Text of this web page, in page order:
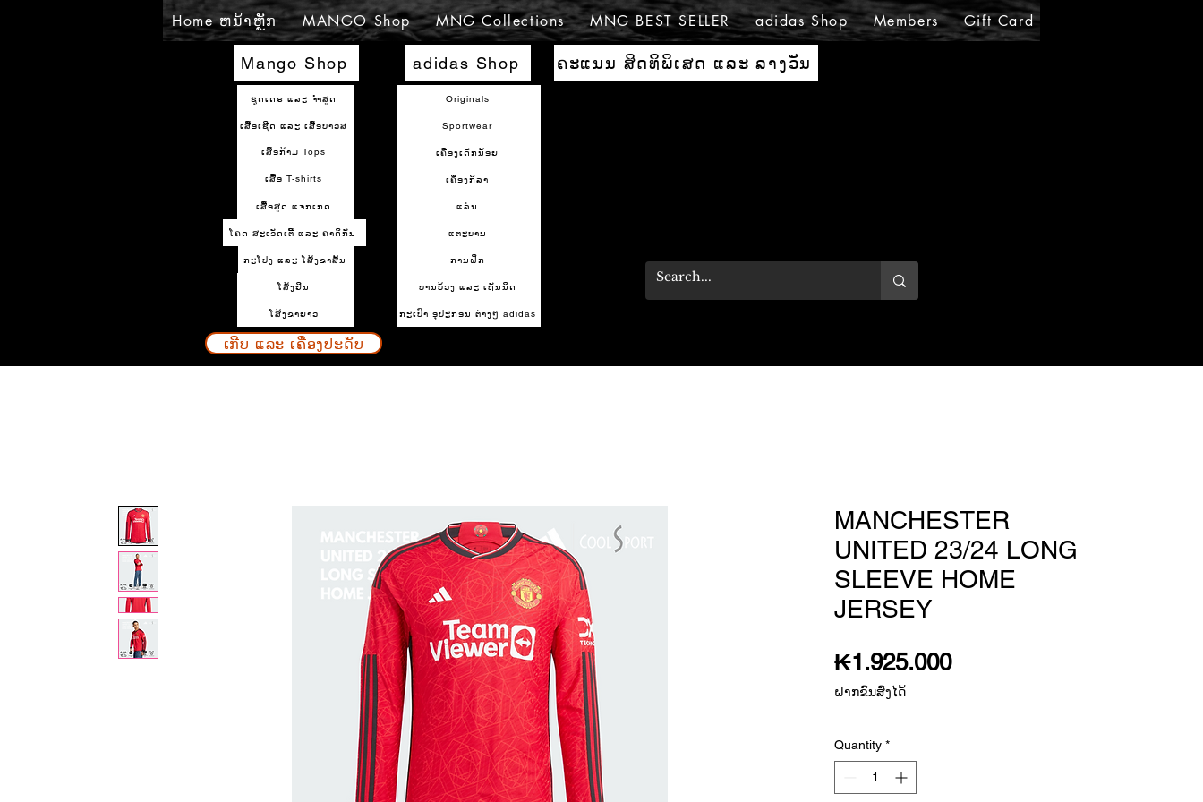
Home ຫນ້າຫຼັກ MANGO Shop MNG Collections MNG BEST SELLER adidas Shop Members Gift Card
Mango Shop
ຊຸດເດຣ ແລະ ຈຳສູດ
ເສື້ອກ້າມ Tops
ເສື້ອເຊີດ ແລະ ເສື້ອບາວສ
ເສື້ອ T-shirts
ເສື້ອສູດ ແຈກເກດ
ໂຄດ ສະເວັດເຕີ້ ແລະ ຄາດິກັນ
ກະໂປງ ແລະ ໂສ້ງຂາສັ້ນ
ໂສ້ງຢິນ
ໂສ້ງຂາຍາວ
adidas Shop ຄະແນນ ສິດທິພິເສດ ແລະ ລາງວັນ
Originals
Sportwear
ເຄື່ອງເດັກນ້ອຍ
ເຄື່ອງກິລາ
ແລ່ນ
ແຕະບານ
ການຝຶກ
ບານບ້ວງ ແລະ ເທັນນິດ
ກະເປົາ ອຸປະກອນ ຕ່າງໆ adidas
ເກີບ ແລະ ເຄື່ອງປະດັບ
MANCHESTER
UNITED 23/24 LONG
SLEEVE HOME
JERSEY
₭1.925.000Price
ຝາກຂົນສົ່ງໄດ້
Quantity *